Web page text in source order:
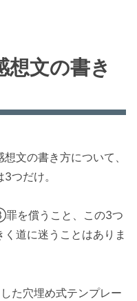
想文の書き
文の書き方について、
つだけ。
を償うこと、この3つ
道に迷うことはありま
た穴埋め式テンプレー